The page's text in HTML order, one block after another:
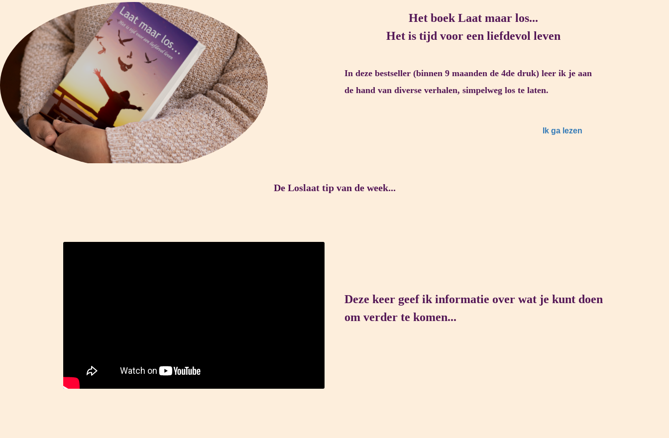
Het boek Laat maar los...
Het is tijd voor een liefdevol leven
In deze bestseller (binnen 9 maanden de 4de druk) leer ik je aan
de hand van diverse verhalen, simpelweg los te laten.
Ik ga lezen
De Loslaat tip van de week...
Deze keer geef ik informatie over wat je kunt doen
om verder te komen...